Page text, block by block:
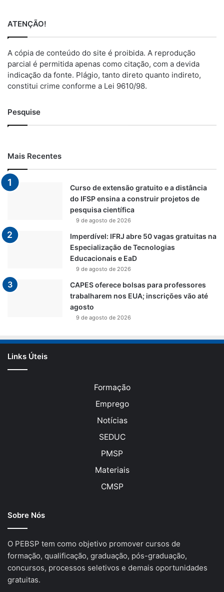
ATENÇÃO!
A cópia de conteúdo do site é proibida. A reprodução
parcial é permitida apenas como citação, com a devida
indicação da fonte. Plágio, tanto direto quanto indireto,
constitui crime conforme a Lei 9610/98.
Pesquise
Mais Recentes
Curso de extensão gratuito e a distância
do IFSP ensina a construir projetos de
pesquisa científica
9 de agosto de 2026
Imperdível: IFRJ abre 50 vagas gratuitas na
Especialização de Tecnologias
Educacionais e EaD
9 de agosto de 2026
CAPES oferece bolsas para professores
trabalharem nos EUA; inscrições vão até
agosto
9 de agosto de 2026
Links Úteis
Formação
Emprego
Notícias
SEDUC
PMSP
Materiais
CMSP
Sobre Nós
O PEBSP tem como objetivo promover cursos de
formação, qualificação, graduação, pós-graduação,
concursos, processos seletivos e demais oportunidades
gratuitas.